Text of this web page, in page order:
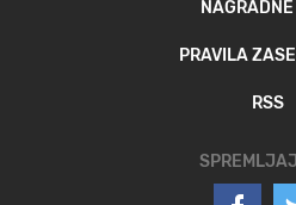
NAGRADNE
PRAVILA
RSS